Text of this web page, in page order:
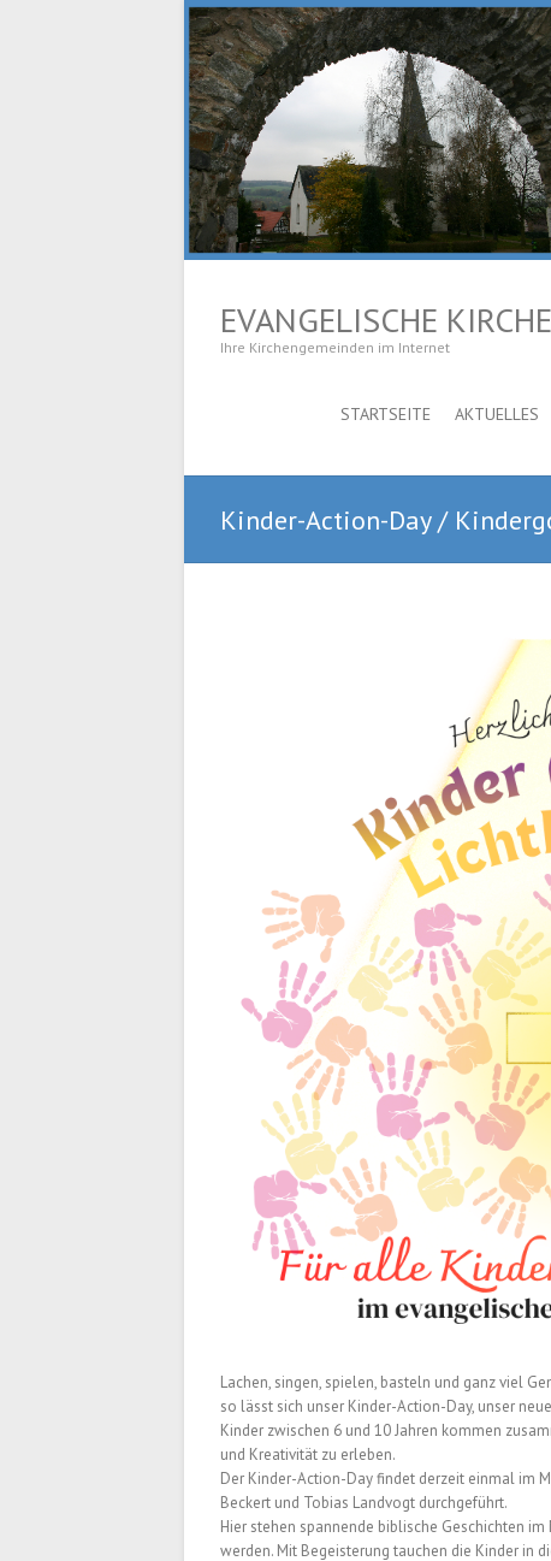
EVANGELISCHE
Ihre Kirchengemeinden im Internet
STARTSEITE AKTUELLES
Kinder-Action-Day /
Lachen, singen, spielen, basteln und ganz viel
so lässt sich unser Kinder-Action-Day, unser
Kinder zwischen 6 und 10 Jahren kommen
und Kreativität zu erleben.
Der Kinder-Action-Day findet derzeit einmal im
Beckert und Tobias Landvogt durchgeführt.
Hier stehen spannende biblische Geschichten
werden. Mit Begeisterung tauchen die Kinder in